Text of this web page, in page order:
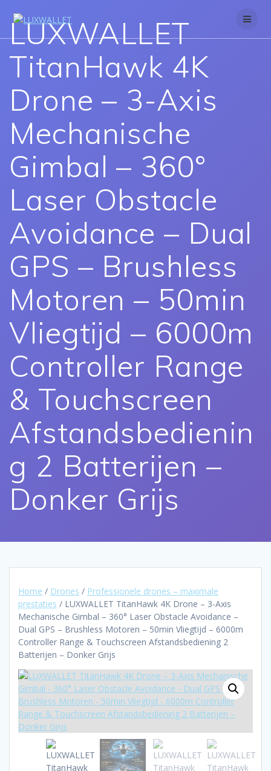
LUXWALLET
TitanHawk 4K
Drone – 3-Axis
Mechanische
Gimbal – 360°
Laser Obstacle
Avoidance – Dual
GPS – Brushless
Motoren – 50min
Vliegtijd – 6000m
Controller Range
& Touchscreen
Afstandsbedienin
g 2 Batterijen –
Donker Grijs
Home / Drones / Professionele drones – maximale
prestaties / LUXWALLET TitanHawk 4K Drone – 3-Axis
Mechanische Gimbal – 360° Laser Obstacle Avoidance –
Dual GPS – Brushless Motoren – 50min Vliegtijd – 6000m
Controller Range & Touchscreen Afstandsbediening 2
Batterijen – Donker Grijs